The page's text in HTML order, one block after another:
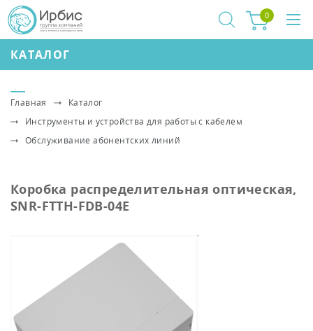
КАТАЛОГ
0
Главная
Каталог
Инструменты и устройства для работы с кабелем
Обслуживание абонентских линий
Коробка распределительная оптическая,
SNR-FTTH-FDB-04E